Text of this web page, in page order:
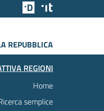
Team Digitale
REPUBBLICA
REGIONI
Home
semplice